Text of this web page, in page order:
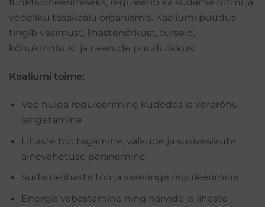
vedeliku tasakaalu organismis. Kaaliumi puudus
tingib väsimust, lihastenõrkust, turseid,
kõhukinnisust ja neerude puudulikkust
Kaaliumi toime:
Vee hulga reguleerimine kudedes ja vererõhu
langetamine
Lihaste töö tagamine, valkude ja süsivesikute
ainevahetuse paranemine
Südamelihaste töö ja vereringe reguleerimine
Energia vabastamine ning närvide ja lihaste